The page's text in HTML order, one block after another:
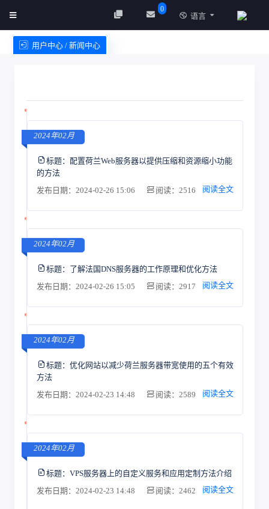
0
语言
用户中心 / 新闻中心
2024年02月
标题： 配置荷兰Web服务器以提供压缩和资源缩小功能
的方法
发布日期：2024-02-26 15:06
阅读：2516 阅读全文
2024年02月
标题： 了解法国DNS服务器的工作原理和优化方法
发布日期：2024-02-26 15:05
阅读：2917 阅读全文
2024年02月
标题： 优化网站以减少荷兰服务器带宽使用的五个有效
方法
发布日期：2024-02-23 14:48
阅读：2589 阅读全文
2024年02月
标题： VPS服务器上的自定义服务和应用定制方法介绍
发布日期：2024-02-23 14:48
阅读：2462 阅读全文